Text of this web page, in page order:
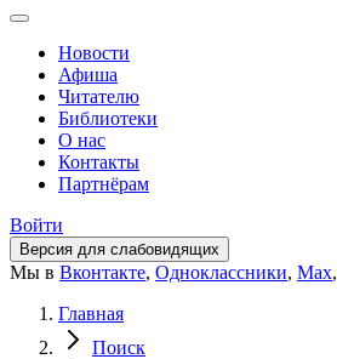
Новости
Афиша
Читателю
Библиотеки
О нас
Контакты
Партнёрам
Войти
Версия для слабовидящих
Мы в Вконтакте, Одноклассники, Max,
Главная
Поиск